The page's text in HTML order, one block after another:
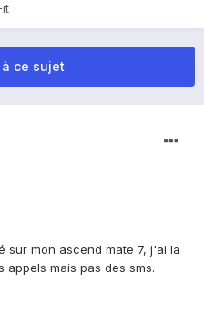
ce sujet
sur mon ascend mate 7, j'ai la
mais pas des sms.